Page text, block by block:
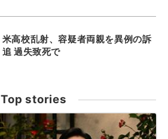
米高校乱射、容疑者両親を異例の訴
追 過失致死で
Top stories